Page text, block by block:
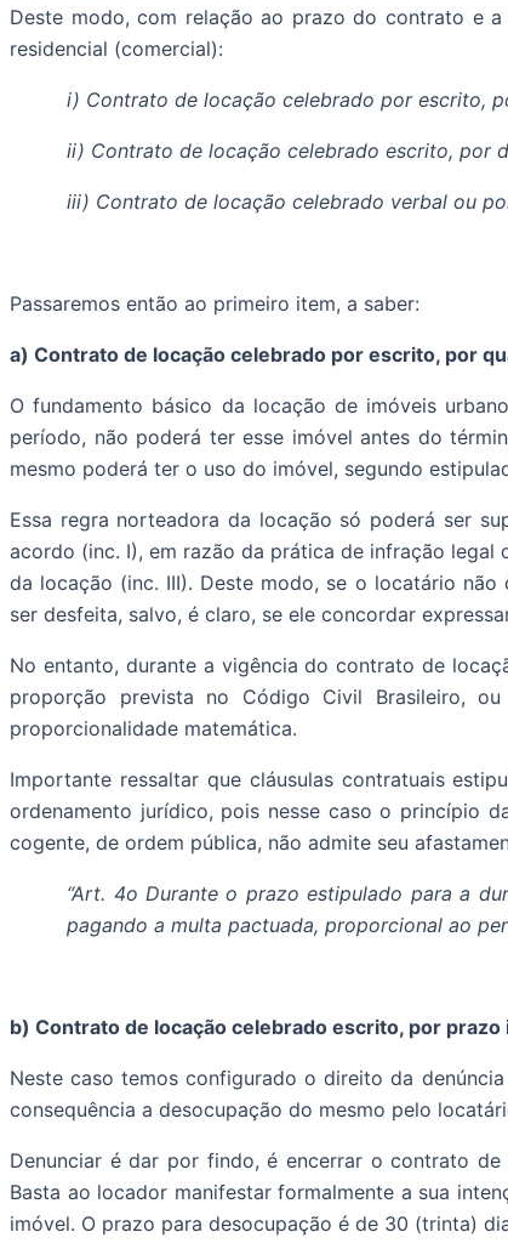
Deste modo, com relação ao prazo do contrato e
residencial (comercial):
i) Contrato de locação celebrado por escrito,
ii) Contrato de locação celebrado escrito, por
iii) Contrato de locação celebrado verbal ou
Passaremos então ao primeiro item, a saber:
a) Contrato de locação celebrado por escrito, por
O fundamento básico da locação de imóveis
período, não poderá ter esse imóvel antes do
mesmo poderá ter o uso do imóvel, segundo
Essa regra norteadora da locação só poderá ser
acordo (inc. I), em razão da prática de infração
da locação (inc. III). Deste modo, se o locatário
ser desfeita, salvo, é claro, se ele concordar
No entanto, durante a vigência do contrato de
proporção prevista no Código Civil Brasileiro,
proporcionalidade matemática.
Importante ressaltar que cláusulas contratuais
ordenamento jurídico, pois nesse caso o princípio
cogente, de ordem pública, não admite seu
“Art. 4o Durante o prazo estipulado para a
pagando a multa pactuada, proporcional ao
b) Contrato de locação celebrado escrito, por
Neste caso temos configurado o direito da
consequência a desocupação do mesmo pelo
Denunciar é dar por findo, é encerrar o contrato
Basta ao locador manifestar formalmente a sua
imóvel. O prazo para desocupação é de 30 (trinta)